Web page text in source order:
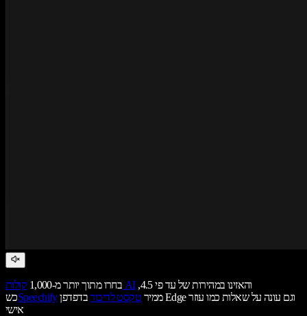
בחרו מתוך יותר מ-1,000 קולות AIוהאזינו במהירות של עד פי 4.5,
כשSpeechify ממיר טקסט לדיבורבדפדפן Edge וגם עונה על שאלות כמו עוזר
אישי